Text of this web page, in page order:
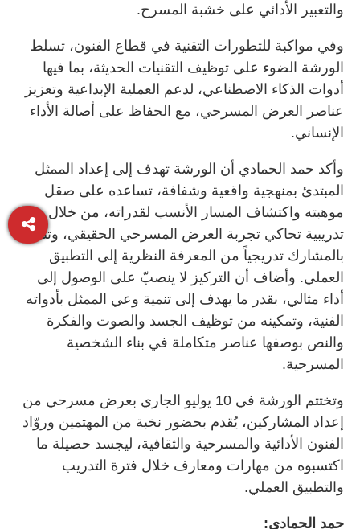
والتعبير الأدائي على خشبة المسرح.
وفي مواكبة للتطورات التقنية في قطاع الفنون، تسلط
الورشة الضوء على توظيف التقنيات الحديثة، بما فيها
أدوات الذكاء الاصطناعي، لدعم العملية الإبداعية وتعزيز
عناصر العرض المسرحي، مع الحفاظ على أصالة الأداء
الإنساني.
وأكد حمد الحمادي أن الورشة تهدف إلى إعداد الممثل
المبتدئ بمنهجية واقعية وشفافة، تساعده على صقل
موهبته واكتشاف المسار الأنسب لقدراته، من خلال بيئة
تدريبية تحاكي تجربة العرض المسرحي الحقيقي، وتنتقل
بالمشارك تدريجياً من المعرفة النظرية إلى التطبيق
العملي. وأضاف أن التركيز لا ينصبّ على الوصول إلى
أداء مثالي، بقدر ما يهدف إلى تنمية وعي الممثل بأدواته
الفنية، وتمكينه من توظيف الجسد والصوت والفكرة
والنص بوصفها عناصر متكاملة في بناء الشخصية
المسرحية.
وتختتم الورشة في 10 يوليو الجاري بعرض مسرحي من
إعداد المشاركين، يُقدم بحضور نخبة من المهتمين وروّاد
الفنون الأدائية والمسرحية والثقافية، ليجسد حصيلة ما
اكتسبوه من مهارات ومعارف خلال فترة التدريب
والتطبيق العملي.
حمد الحمادي: